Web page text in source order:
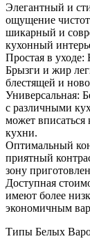
Элегантный и
ощущение
шикарный и
кухонный
Простая в уходе:
Брызги и жир
блестящей и
Универсальная:
с различными
может вписаться
кухни.
Оптимальный
приятный
зону
Доступная
имеют более
экономичным
Типы Белых